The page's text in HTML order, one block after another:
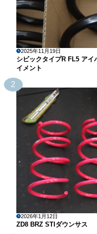
2025年11月19日
シビックタイプR FL5 アイ
イメント
2
2026年1月12日
ZD8 BRZ STIダウンサス